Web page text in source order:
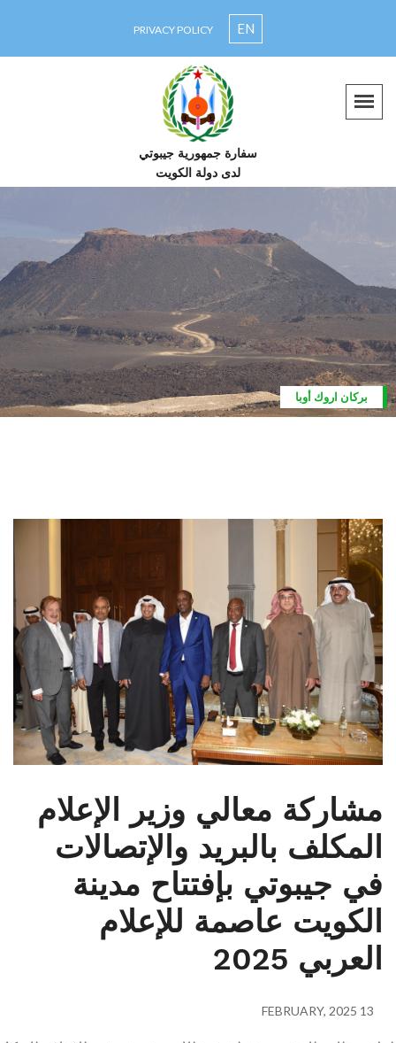
EN
PRIVACY POLICY
سفارة جمهورية جيبوتي
لدى دولة الكويت
بركان اروك أوبا
مشاركة معالي وزير الإعلام
المكلف بالبريد والإتصالات
في جيبوتي بإفتتاح مدينة
الكويت عاصمة للإعلام
العربي 2025